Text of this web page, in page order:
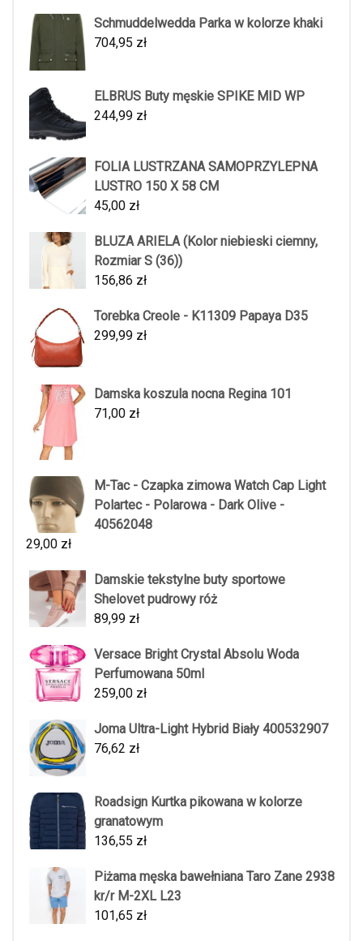
Schmuddelwedda Parka w kolorze khaki
704,95 zł
ELBRUS Buty męskie SPIKE MID WP
244,99 zł
FOLIA LUSTRZANA SAMOPRZYLEPNA
LUSTRO 150 X 58 CM
45,00 zł
BLUZA ARIELA (Kolor niebieski ciemny,
Rozmiar S (36))
156,86 zł
Torebka Creole - K11309 Papaya D35
299,99 zł
Damska koszula nocna Regina 101
71,00 zł
M-Tac - Czapka zimowa Watch Cap Light
Polartec - Polarowa - Dark Olive -
40562048
29,00 zł
Damskie tekstylne buty sportowe
Shelovet pudrowy róż
89,99 zł
Versace Bright Crystal Absolu Woda
Perfumowana 50ml
259,00 zł
Joma Ultra-Light Hybrid Biały 400532907
76,62 zł
Roadsign Kurtka pikowana w kolorze
granatowym
136,55 zł
Piżama męska bawełniana Taro Zane 2938
kr/r M-2XL L23
101,65 zł